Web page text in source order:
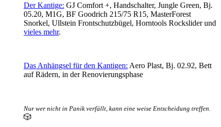
Der Kantige: GJ Comfort +, Handschalter, Jungle Green, Bj.
05.20, M1G, BF Goodrich 215/75 R15, MasterForest
Snorkel, Ullstein Frontschutzbügel, Horntools Rockslider und
vieles mehr.
Das Anhängsel für den Kantigen: Aero Plast, Bj. 02.92, Bett
auf Rädern, in der Renovierungsphase
Nur wer nicht in Panik verfällt, kann eine weise Entscheidung treffen.
🎲